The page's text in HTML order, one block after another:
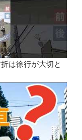
は徐行が大切と